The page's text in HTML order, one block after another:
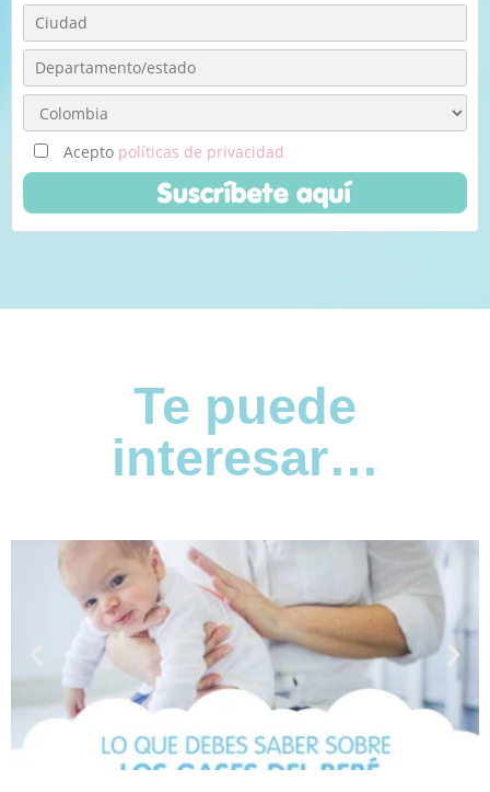
Acepto políticas de privacidad
Te puede
interesar…